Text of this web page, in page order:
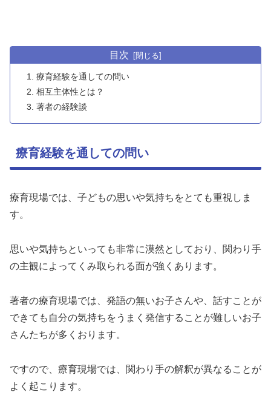
目次
療育経験を通しての問い
相互主体性とは？
著者の経験談
療育経験を通しての問い
療育現場では、子どもの思いや気持ちをとても重視しま
す。
思いや気持ちといっても非常に漠然としており、関わり手
の主観によってくみ取られる面が強くあります。
著者の療育現場では、発語の無いお子さんや、話すことが
できても自分の気持ちをうまく発信することが難しいお子
さんたちが多くおります。
ですので、療育現場では、関わり手の解釈が異なることが
よく起こります。